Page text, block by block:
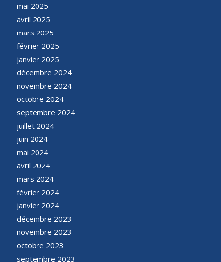
mai 2025
avril 2025
mars 2025
février 2025
janvier 2025
décembre 2024
novembre 2024
octobre 2024
septembre 2024
juillet 2024
juin 2024
mai 2024
avril 2024
mars 2024
février 2024
janvier 2024
décembre 2023
novembre 2023
octobre 2023
septembre 2023